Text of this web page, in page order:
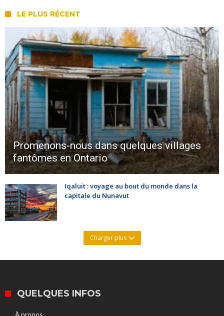
LE PLUS RÉCENT
Promenons-nous dans quelques villages
fantômes en Ontario
Iqaluit : voyage au bout du monde dans la
capitale du Nunavut
Charger plus
QUELQUES INFOS